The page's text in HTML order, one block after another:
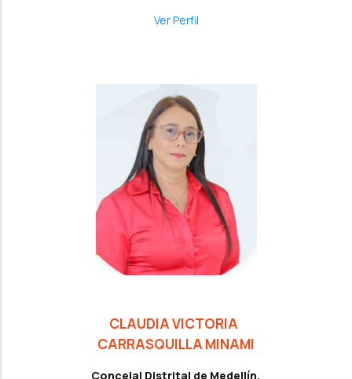
Ver Perfil
CLAUDIA VICTORIA
CARRASQUILLA MINAMI
Concejal Distrital de Medellín,